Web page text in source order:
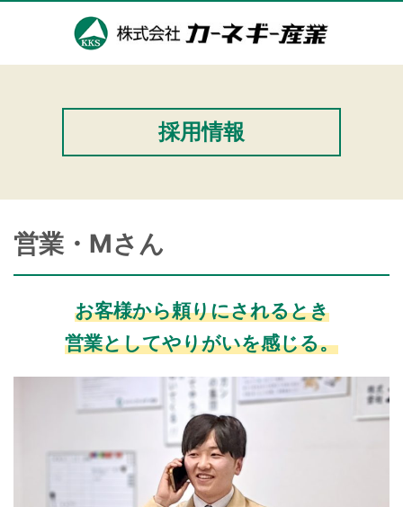
採用情報
営業・Mさん
お客様から頼りにされるとき
営業としてやりがいを感じる。